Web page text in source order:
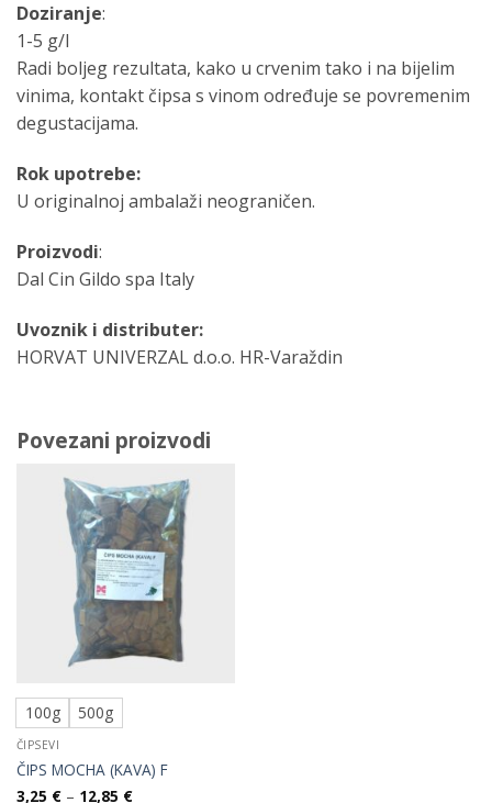
Doziranje:
1-5 g/l
Radi boljeg rezultata, kako u crvenim tako i na bijelim
vinima, kontakt čipsa s vinom određuje se povremenim
degustacijama.
Rok upotrebe:
U originalnoj ambalaži neograničen.
Proizvodi:
Dal Cin Gildo spa Italy
Uvoznik i distributer:
HORVAT UNIVERZAL d.o.o. HR-Varaždin
Povezani proizvodi
100g 500g
ČIPSEVI
ČIPS MOCHA (KAVA) F
3,25 € – 12,85 €Raspon